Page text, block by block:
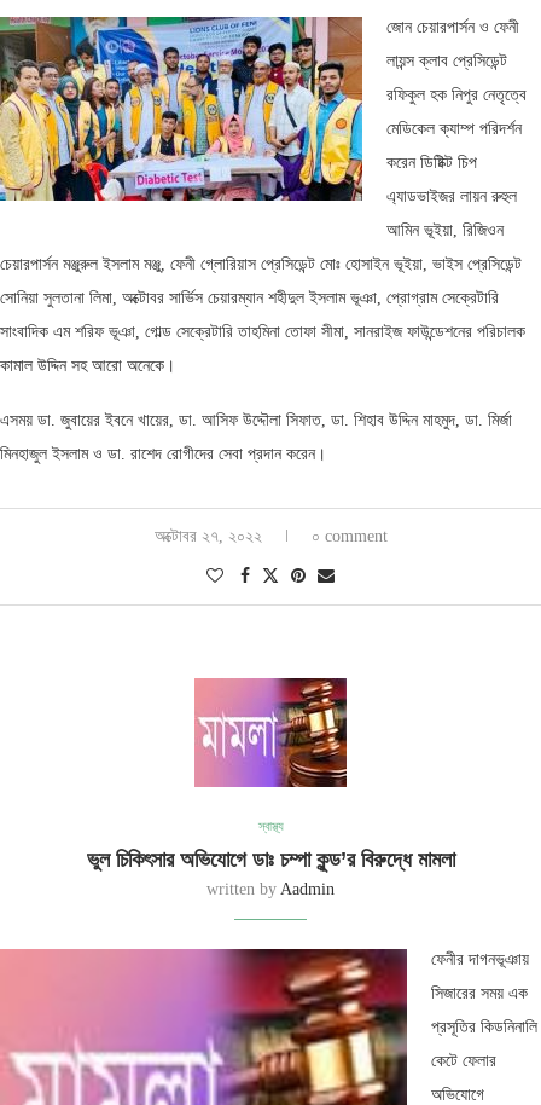
জোন চেয়ারপার্সন ও ফেনী
লায়ন্স ক্লাব প্রেসিডেন্ট
রফিকুল হক নিপুর নেতৃত্বে
মেডিকেল ক্যাম্প পরিদর্শন
করেন ডিষ্টিক্ট চিপ
এ্যাডভাইজর লায়ন রুহুল
আমিন ভূইয়া, রিজিওন
চেয়ারপার্সন মঞ্জুরুল ইসলাম মঞ্জু, ফেনী গ্লোরিয়াস প্রেসিডেন্ট মোঃ হোসাইন ভূইয়া, ভাইস প্রেসিডেন্ট
সোনিয়া সুলতানা লিমা, অক্টোবর সার্ভিস চেয়ারম্যান শহীদুল ইসলাম ভূঞা, প্রোগ্রাম সেক্রেটারি
সাংবাদিক এম শরিফ ভূঞা, গোল্ড সেক্রেটারি তাহমিনা তোফা সীমা, সানরাইজ ফাউন্ডেশনের পরিচালক
কামাল উদ্দিন সহ আরো অনেকে।
এসময় ডা. জুবায়ের ইবনে খায়ের, ডা. আসিফ উদ্দৌলা সিফাত, ডা. শিহাব উদ্দিন মাহমুদ, ডা. মির্জা
মিনহাজুল ইসলাম ও ডা. রাশেদ রোগীদের সেবা প্রদান করেন।
অক্টোবর ২৭, ২০২২ ০ comment
স্বাস্থ্য
ভুল চিকিৎসার অভিযোগে ডাঃ চম্পা কুন্ড’র বিরুদ্ধে মামলা
written by Aadmin
ফেনীর দাগনভূঞায়
সিজারের সময় এক
প্রসূতির কিডনিনালি
কেটে ফেলার
অভিযোগে